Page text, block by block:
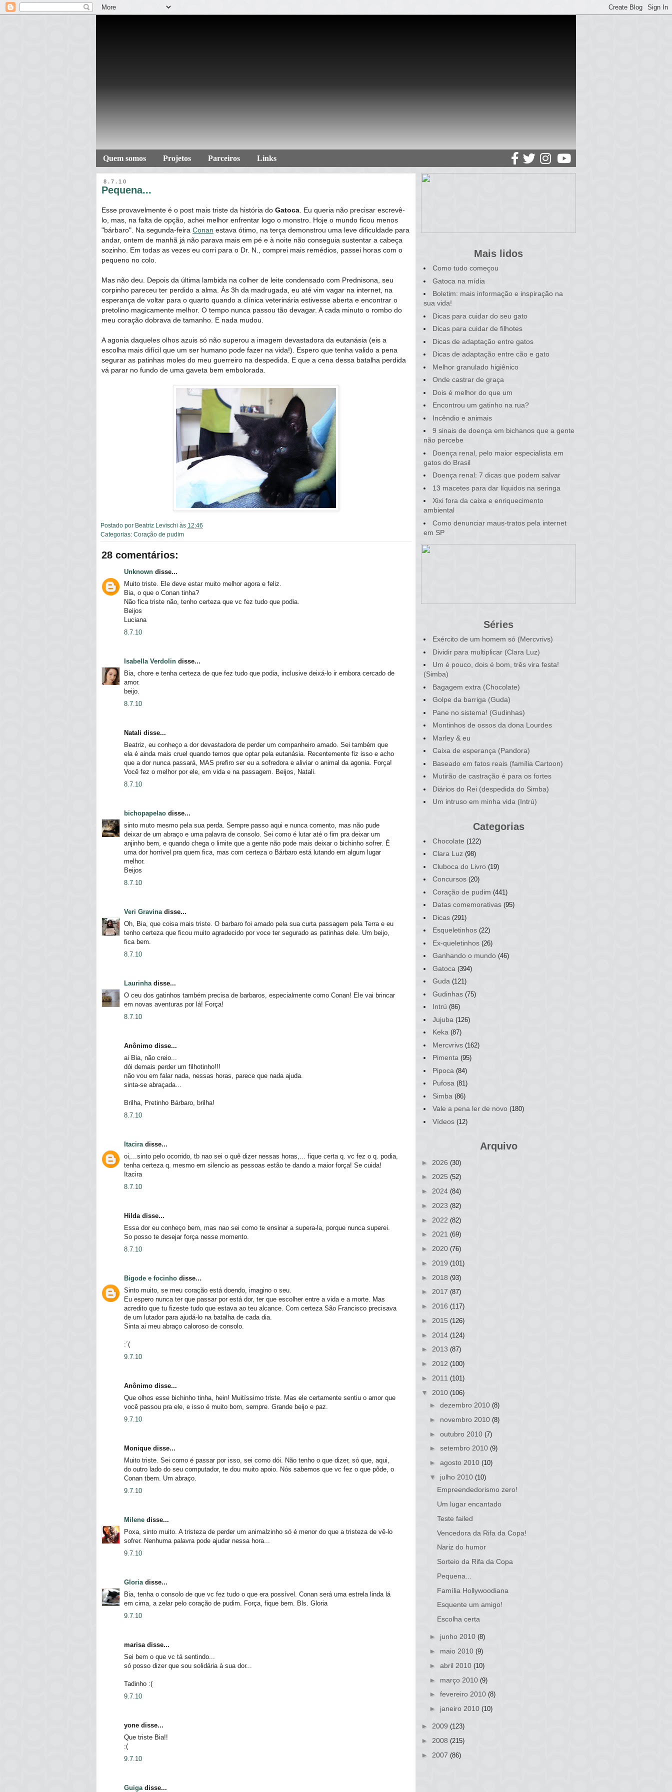
Quem somos Projetos Parceiros Links
8.7.10
Pequena...
Esse provavelmente é o post mais triste da história do Gatoca . Eu queria não precisar escrevê-
lo, mas, na falta de opção, achei melhor enfrentar logo o monstro. Hoje o mundo ficou menos
"bárbaro". Na segunda-feira Conan estava ótimo, na terça demonstrou uma leve dificuldade para
andar, ontem de manhã já não parava mais em pé e à noite não conseguia sustentar a cabeça
sozinho. Em todas as vezes eu corri para o Dr. N., comprei mais remédios, passei horas com o
pequeno no colo.
Mas não deu. Depois da última lambida na colher de leite condensado com Prednisona, seu
corpinho pareceu ter perdido a alma. Às 3h da madrugada, eu até vim vagar na internet, na
esperança de voltar para o quarto quando a clínica veterinária estivesse aberta e encontrar o
pretolino magicamente melhor. O tempo nunca passou tão devagar. A cada minuto o rombo do
meu coração dobrava de tamanho. E nada mudou.
A agonia daqueles olhos azuis só não superou a imagem devastadora da eutanásia (eis a
escolha mais difícil que um ser humano pode fazer na vida!). Espero que tenha valido a pena
segurar as patinhas moles do meu guerreiro na despedida. E que a cena dessa batalha perdida
vá parar no fundo de uma gaveta bem embolorada.
Postado por Beatriz Levischi às 12:46
Categorias: Coração de pudim
28 comentários:
Unknown disse...
Muito triste. Ele deve estar muito melhor agora e feliz.
Bia, o que o Conan tinha?
Não fica triste não, tenho certeza que vc fez tudo que podia.
Beijos
Luciana
8.7.10
Isabella Verdolin disse...
Bia, chore e tenha certeza de que fez tudo que podia, inclusive deixá-lo ir embora cercado de
amor.
beijo.
8.7.10
Natali disse...
Beatriz, eu conheço a dor devastadora de perder um companheiro amado. Sei também que
ela é ainda mais cruel quando temos que optar pela eutanásia. Recentemente fiz isso e acho
que a dor nunca passará, MAS prefiro ser eu a sofredora e aliviar o animal da agonia. Força!
Você fez o melhor por ele, em vida e na passagem. Beijos, Natali.
8.7.10
bichopapelao disse...
sinto muto mesmo pela sua perda. Sempre passo aqui e nunca comento, mas não pude
deixar de um abraço e uma palavra de consolo. Sei como é lutar até o fim pra deixar um
anjinho bem, e quando chega o limite que a gente não pode mais deixar o bichinho sofrer. É
uma dor horrível pra quem fica, mas com certeza o Bárbaro está lutando em algum lugar
melhor.
Beijos
8.7.10
Veri Gravina disse...
Oh, Bia, que coisa mais triste. O barbaro foi amado pela sua curta passagem pela Terra e eu
tenho certeza que ficou muito agradecido por voce ter segurado as patinhas dele. Um beijo,
fica bem.
8.7.10
Laurinha disse...
O ceu dos gatinhos também precisa de barbaros, especialmente como Conan! Ele vai brincar
em novas aventuras por lá! Força!
8.7.10
Anônimo disse...
ai Bia, não creio...
dói demais perder um filhotinho!!!
não vou em falar nada, nessas horas, parece que nada ajuda.
sinta-se abraçada...
Brilha, Pretinho Bárbaro, brilha!
8.7.10
Itacira disse...
oi,...sinto pelo ocorrido, tb nao sei o quê dizer nessas horas,... fique certa q. vc fez o q. podia,
tenha certeza q. mesmo em silencio as pessoas estão te dando a maior força! Se cuida!
Itacira
8.7.10
Hilda disse...
Essa dor eu conheço bem, mas nao sei como te ensinar a supera-la, porque nunca superei.
So posso te desejar força nesse momento.
8.7.10
Bigode e focinho disse...
Sinto muito, se meu coração está doendo, imagino o seu.
Eu espero nunca ter que passar por está dor, ter que escolher entre a vida e a morte. Mas
acredito que tu fizeste tudo que estava ao teu alcance. Com certeza São Francisco precisava
de um lutador para ajudá-lo na batalha de cada dia.
Sinta ai meu abraço caloroso de consolo.
:´(
9.7.10
Anônimo disse...
Que olhos esse bichinho tinha, hein! Muitíssimo triste. Mas ele certamente sentiu o amor que
você passou pra ele, e isso é muito bom, sempre. Grande beijo e paz.
9.7.10
Monique disse...
Muito triste. Sei como é passar por isso, sei como dói. Não tenho o que dizer, só que, aqui,
do outro lado do seu computador, te dou muito apoio. Nós sabemos que vc fez o que pôde, o
Conan tbem. Um abraço.
9.7.10
Milene disse...
Poxa, sinto muito. A tristeza de perder um animalzinho só é menor do que a tristeza de vê-lo
sofrer. Nenhuma palavra pode ajudar nessa hora...
9.7.10
Gloria disse...
Bia, tenha o consolo de que vc fez tudo o que era possível. Conan será uma estrela linda lá
em cima, a zelar pelo coração de pudim. Força, fique bem. Bls. Gloria
9.7.10
marisa disse...
Sei bem o que vc tá sentindo...
só posso dizer que sou solidária à sua dor...
Tadinho :(
9.7.10
yone disse...
Que triste Bia!!
:(
9.7.10
Guiga disse...
Mais lidos
Como tudo começou
Gatoca na mídia
Boletim: mais informação e inspiração na
sua vida!
Dicas para cuidar do seu gato
Dicas para cuidar de filhotes
Dicas de adaptação entre gatos
Dicas de adaptação entre cão e gato
Melhor granulado higiênico
Onde castrar de graça
Dois é melhor do que um
Encontrou um gatinho na rua?
Incêndio e animais
9 sinais de doença em bichanos que a gente
não percebe
Doença renal, pelo maior especialista em
gatos do Brasil
Doença renal: 7 dicas que podem salvar
13 macetes para dar líquidos na seringa
Xixi fora da caixa e enriquecimento
ambiental
Como denunciar maus-tratos pela internet
em SP
Séries
Exército de um homem só (Mercvrivs)
Dividir para multiplicar (Clara Luz)
Um é pouco, dois é bom, três vira festa!
(Simba)
Bagagem extra (Chocolate)
Golpe da barriga (Guda)
Pane no sistema! (Gudinhas)
Montinhos de ossos da dona Lourdes
Marley & eu
Caixa de esperança (Pandora)
Baseado em fatos reais (família Cartoon)
Mutirão de castração é para os fortes
Diários do Rei (despedida do Simba)
Um intruso em minha vida (Intrú)
Categorias
Chocolate (122)
Clara Luz (98)
Cluboca do Livro (19)
Concursos (20)
Coração de pudim (441)
Datas comemorativas (95)
Dicas (291)
Esqueletinhos (22)
Ex-queletinhos (26)
Ganhando o mundo (46)
Gatoca (394)
Guda (121)
Gudinhas (75)
Intrú (86)
Jujuba (126)
Keka (87)
Mercvrivs (162)
Pimenta (95)
Pipoca (84)
Pufosa (81)
Simba (86)
Vale a pena ler de novo (180)
Vídeos (12)
Arquivo
► 2026 (30)
► 2025 (52)
► 2024 (84)
► 2023 (82)
► 2022 (82)
► 2021 (69)
► 2020 (76)
► 2019 (101)
► 2018 (93)
► 2017 (87)
► 2016 (117)
► 2015 (126)
► 2014 (124)
► 2013 (87)
► 2012 (100)
► 2011 (101)
▼ 2010 (106)
► dezembro 2010 (8)
► novembro 2010 (8)
► outubro 2010 (7)
► setembro 2010 (9)
► agosto 2010 (10)
▼ julho 2010 (10)
Empreendedorismo zero!
Um lugar encantado
Teste failed
Vencedora da Rifa da Copa!
Nariz do humor
Sorteio da Rifa da Copa
Pequena...
Família Hollywoodiana
Esquente um amigo!
Escolha certa
► junho 2010 (8)
► maio 2010 (9)
► abril 2010 (10)
► março 2010 (9)
► fevereiro 2010 (8)
► janeiro 2010 (10)
► 2009 (123)
► 2008 (215)
► 2007 (86)